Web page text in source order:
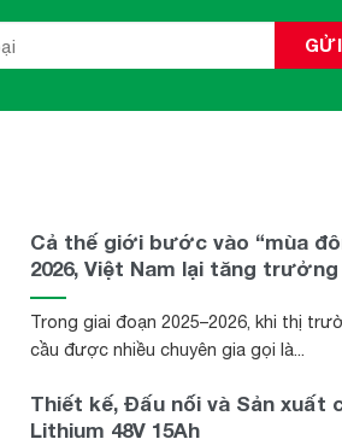
Cả thế giới bước vào “mùa
2026, Việt Nam lại tăng
Trong giai đoạn 2025–2026, khi thị
cầu được nhiều chuyên gia gọi là...
Thiết kế, Đấu nối và Sản xuất
Lithium 48V 15Ah